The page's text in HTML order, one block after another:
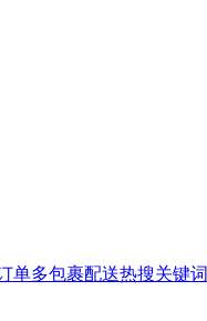
单多包裹配送热搜关键词